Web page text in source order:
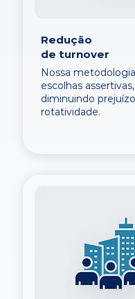
Redução
de turnover
Nossa
escolhas assertivas,
diminuindo
rotatividade.